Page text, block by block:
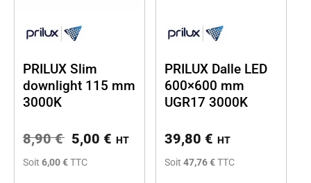
PRILUX Slim
downlight 115 mm
3000K
8,90€ 5,00 € HT
Soit 6,00 €TTC
PRILUX Dalle LED
600×600 mm
UGR17 3000K
39,80 € HT
Soit 47,76 €TTC